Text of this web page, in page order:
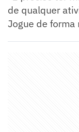
de qualquer
Jogue de forma